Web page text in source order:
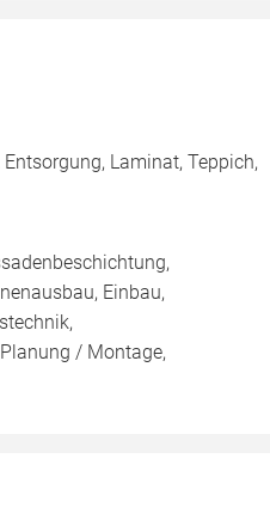
Laminat, Teppich,
Einbau,
/ Montage,